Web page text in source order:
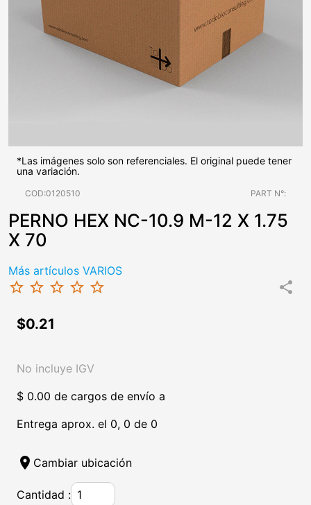
*Las imágenes solo son referenciales. El original puede tener
una variación.
COD:0120510 PART N°:
PERNO HEX NC-10.9 M-12 X 1.75
X 70
Más artículos VARIOS
star_border star_border star_border star_border star_border share
$0.21
No incluye IGV
$ 0.00 de cargos de envío a
Entrega aprox. el 0, 0 de 0
location_on Cambiar ubicación
Cantidad :